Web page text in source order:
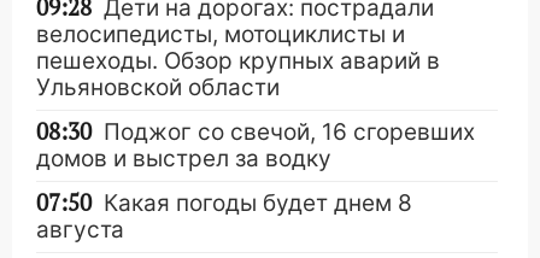
09:28 Дети на дорогах: пострадали
велосипедисты, мотоциклисты и
пешеходы. Обзор крупных аварий в
Ульяновской области
08:30 Поджог со свечой, 16 сгоревших
домов и выстрел за водку
07:50 Какая погоды будет днем 8
августа